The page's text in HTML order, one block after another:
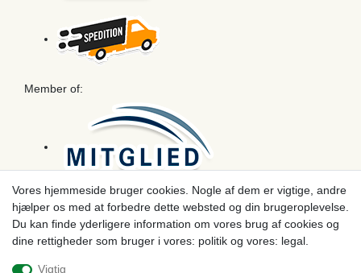
Member of:
Betaling
Vores hjemmeside bruger cookies. Nogle af dem er vigtige, andre
hjælper os med at forbedre dette websted og din brugeroplevelse.
Du kan finde yderligere information om vores brug af cookies og
dine rettigheder som bruger i vores: politik og vores: legal.
Vigtig